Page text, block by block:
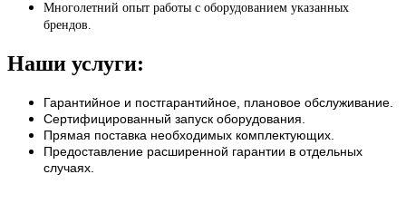
Многолетний опыт работы с оборудованием указанных
брендов.
Наши услуги:
Гарантийное и постгарантийное, плановое обслуживание.
Сертифицированный запуск оборудования.
Прямая поставка необходимых комплектующих.
Предоставление расширенной гарантии в отдельных
случаях.